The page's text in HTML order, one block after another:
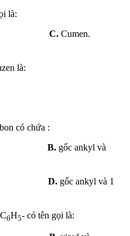
là:
C. Cumen.
là:
có chứa :
B. gốc ankyl và
D. gốc ankyl và 1
6H5- có tên gọi là: